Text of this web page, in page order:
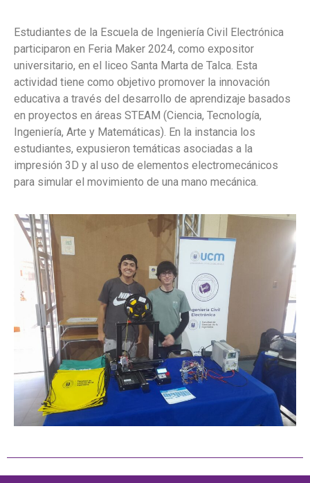
Estudiantes de la Escuela de Ingeniería Civil Electrónica
participaron en Feria Maker 2024, como expositor
universitario, en el liceo Santa Marta de Talca. Esta
actividad tiene como objetivo promover la innovación
educativa a través del desarrollo de aprendizaje basados
en proyectos en áreas STEAM (Ciencia, Tecnología,
Ingeniería, Arte y Matemáticas). En la instancia los
estudiantes, expusieron temáticas asociadas a la
impresión 3D y al uso de elementos electromecánicos
para simular el movimiento de una mano mecánica.